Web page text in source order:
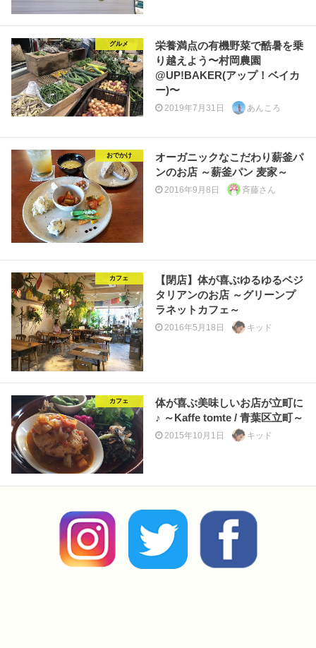
グルメ
栄養満点の有機野菜で酷暑を乗
り越えよう〜村岡農園
@UP!BAKER(アップ！ベイカ
ー)〜
2019年7月31日 あんころ
おでかけ
オーガニックなこだわり薪釜パ
ンのお店 ～薪釜パン 麦家～
2016年9月8日 斉藤さん
カフェ
【閉店】体が喜ぶゆるゆるベジ
タリアンのお店 ～グリーンプ
ラネットカフェ～
2016年5月18日 キッド
カフェ
体が喜ぶ美味しいお店が立町に
♪ ～Kaffe tomte / 青葉区立町～
2015年10月1日 キッド